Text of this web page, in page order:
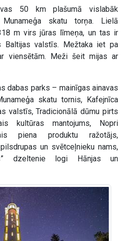
50 km plašumā vislabāk
skatu torņa. Lielā
m virs jūras līmeņa, un tas ir
Baltijas valstīs. Mežtaka iet pa
viensētām. Meži šeit mijas ar
dabas parks – mainīgas ainavas
skatu tornis, Kafejnīca
valstīs, Tradicionālā dūmu pirts
kultūras mantojums, Nopri
piena produktu ražotājs,
un svētceļnieku nams,
dzeltenie logi Hānjas un